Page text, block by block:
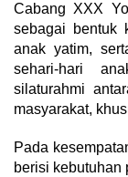
Cabang XXX
sebagai bentuk
anak yatim,
sehari-hari
silaturahmi
masyarakat,
​Pada
berisi kebutuhan